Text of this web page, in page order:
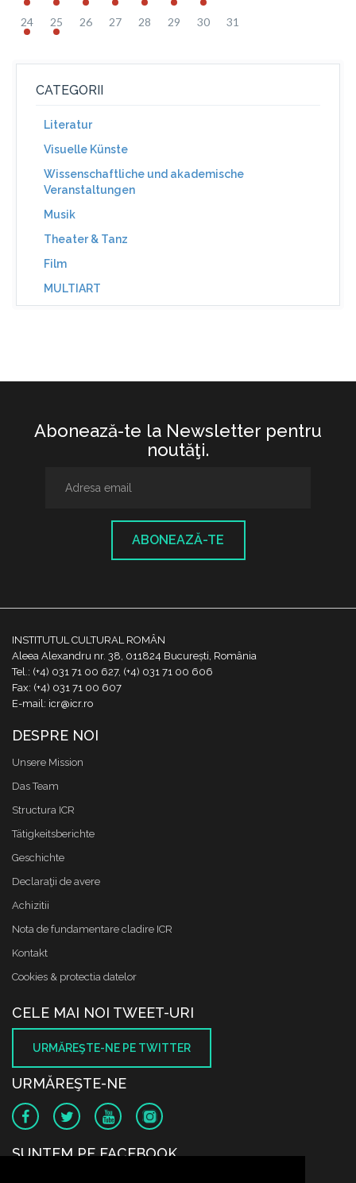
24 25 26 27 28 29 30 31
CATEGORII
Literatur
Visuelle Künste
Wissenschaftliche und akademische
Veranstaltungen
Musik
Theater & Tanz
Film
MULTIART
Abonează-te la Newsletter pentru
noutăţi.
ABONEAZĂ-TE
INSTITUTUL CULTURAL ROMÂN
Aleea Alexandru nr. 38, 011824 București, România
Tel.: (+4) 031 71 00 627, (+4) 031 71 00 606
Fax: (+4) 031 71 00 607
E-mail: icr@icr.ro
DESPRE NOI
Unsere Mission
Das Team
Structura ICR
Tätigkeitsberichte
Geschichte
Declaraţii de avere
Achizitii
Nota de fundamentare cladire ICR
Kontakt
Cookies & protectia datelor
CELE MAI NOI TWEET-URI
URMĂREŞTE-NE PE TWITTER
URMĂREŞTE-NE
SUNTEM PE FACEBOOK